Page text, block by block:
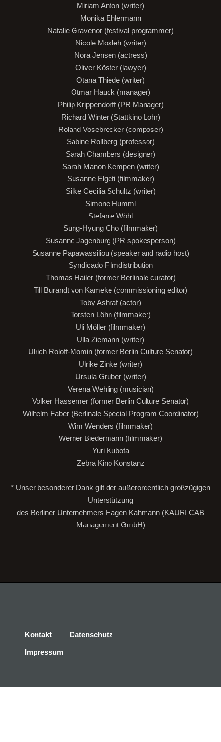
Miriam Anton (writer)
Monika Ehlermann
Natalie Gravenor (festival programmer)
Nicole Mosleh (writer)
Nora Jensen (actress)
Oliver Köster (lawyer)
Otana Thiede (writer)
Otmar Hauck (manager)
Philip Krippendorff (PR Manager)
Richard Winter (Stattkino Lohr)
Roland Vosebrecker (composer)
Sabine Rollberg (professor)
Sarah Chambers (designer)
Sarah Manon Kempen (writer)
Susanne Elgeti (filmmaker)
Silke Cecilia Schultz (writer)
Simone Humml
Stefanie Wöhl
Sung-Hyung Cho (filmmaker)
Susanne Jagenburg (PR spokesperson)
Susanne Papawassiliou (speaker and radio host)
Syndicado Filmdistribution
Thomas Hailer (former Berlinale curator)
Till Burandt von Kameke (commissioning editor)
Toby Ashraf (actor)
Torsten Löhn (filmmaker)
Uli Möller (filmmaker)
Ulla Ziemann (writer)
Ulrich Roloff-Momin (former Berlin Culture Senator)
Ulrike Zinke (writer)
Ursula Gruber (writer)
Verena Wehling (musician)
Volker Hassemer (former Berlin Culture Senator)
Wilhelm Faber (Berlinale Special Program Coordinator)
Wim Wenders (filmmaker)
Werner Biedermann (filmmaker)
Yuri Kubota
Zebra Kino Konstanz
* Unser besonderer Dank gilt der außerordentlich großzügigen
Unterstützung
des Berliner Unternehmers Hagen Kahmann (KAURI CAB
Management GmbH)
Kontakt Datenschutz
Impressum